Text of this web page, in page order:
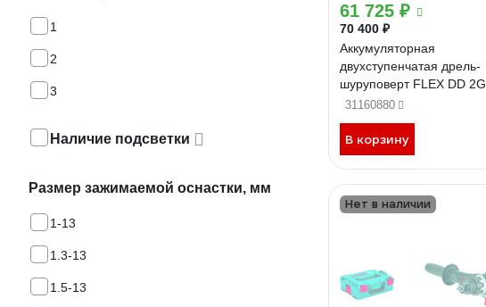
1
2
3
Наличие подсветки
Размер зажимаемой оснастки, мм
1-13
1.3-13
1.5-13
61 725 ₽
70 400 ₽
Аккумуляторная
двухступенчатая дрель-
шуруповерт FLEX DD 2G
18.0-EC HD/5.0 Set с
31160880
В корзину
Нет в наличии